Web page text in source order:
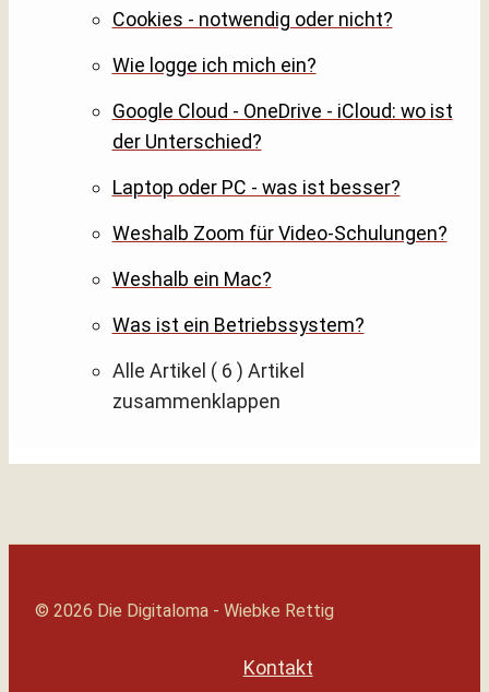
Cookies - notwendig oder nicht?
Wie logge ich mich ein?
Google Cloud - OneDrive - iCloud: wo ist
der Unterschied?
Laptop oder PC - was ist besser?
Weshalb Zoom für Video-Schulungen?
Weshalb ein Mac?
Was ist ein Betriebssystem?
Alle Artikel ( 6 ) Artikel
zusammenklappen
© 2026 Die Digitaloma - Wiebke Rettig
Kontakt